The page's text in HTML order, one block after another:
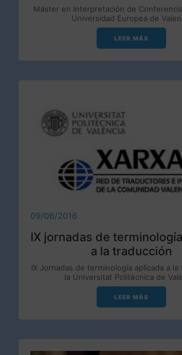
Máster en Interpretación de
Universidad Europea de
LEER MÁS
09/06/2016
IX jornadas de
a la traducción
IX Jornadas de terminología aplicada a
la Universitat Politècnica de
LEER MÁS